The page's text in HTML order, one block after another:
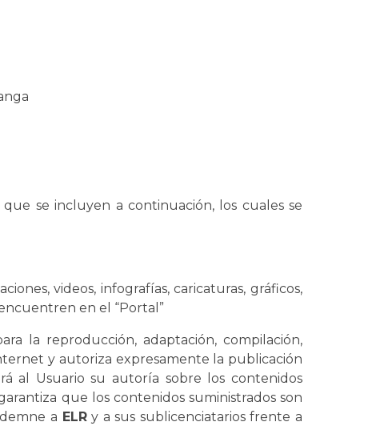
se incluyen a continuación, los cuales se
videos, infografías, caricaturas, gráficos,
en el “Portal”
la reproducción, adaptación, compilación,
y autoriza expresamente la publicación
al Usuario su autoría sobre los contenidos
que los contenidos suministrados son
a ELRy a sus sublicenciatarios frente a